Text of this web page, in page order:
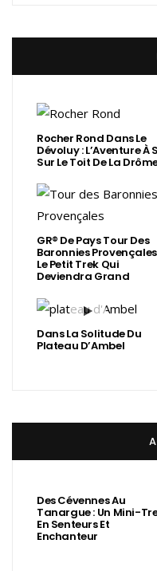
Rocher Rond Dans Le
Dévoluy : L’Aventure À
Sur Le Toit De La
GR® De Pays Tour Des
Baronnies
Le Petit Trek Qui
Deviendra Grand
Dans La Solitude Du
Plateau D’Ambel
Des Cévennes Au
Tanargue : Un Mini-
En Senteurs Et
Enchanteur